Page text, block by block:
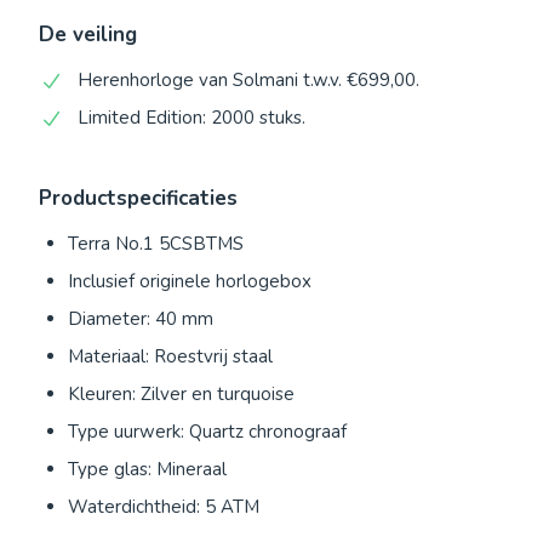
De veiling
Herenhorloge van Solmani t.w.v. €699,00.
Limited Edition: 2000 stuks.
Productspecificaties
Terra No.1 5CSBTMS
Inclusief originele horlogebox
Diameter: 40 mm
Materiaal: Roestvrij staal
Kleuren: Zilver en turquoise
Type uurwerk: Quartz chronograaf
Type glas: Mineraal
Waterdichtheid: 5 ATM